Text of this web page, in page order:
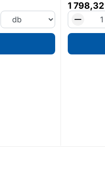
1 798,32